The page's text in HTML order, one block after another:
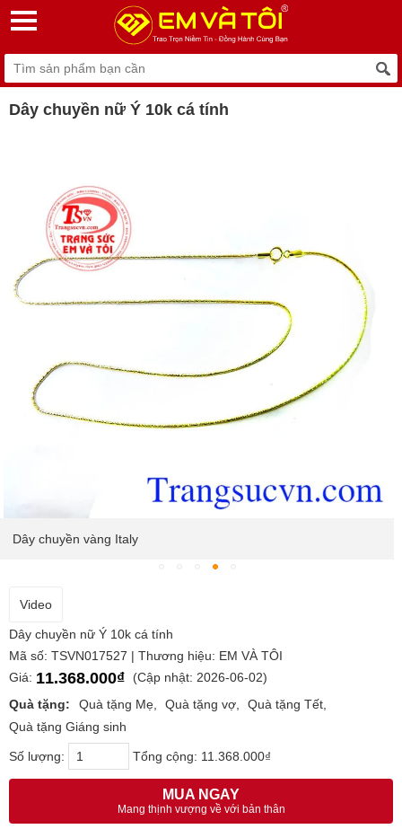
Dây chuyền nữ Ý 10k cá tính
Dây chuyền vàng Italy
Video
Dây chuyền nữ Ý 10k cá tính
Mã số: TSVN017527 | Thương hiệu: EM VÀ TÔI
Giá: 11.368.000₫
(Cập nhật: 2026-06-02)
Quà tặng:
Quà tặng Mẹ Quà tặng vợ
Quà tặng Tết
Quà tặng Giáng sinh
Số lượng: Tổng cộng: 11.368.000₫
MUA NGAY
Mang thịnh vượng về với bản thân